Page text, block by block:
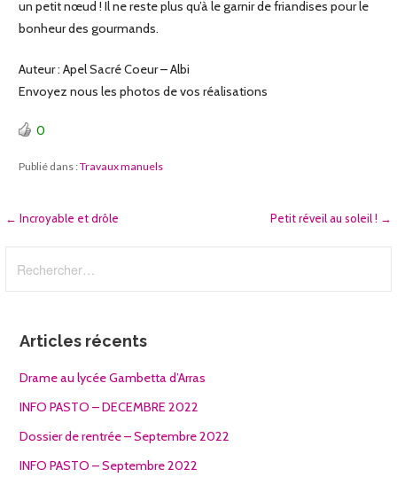
un petit nœud ! Il ne reste plus qu’à le garnir de friandises pour le
bonheur des gourmands.
Auteur : Apel Sacré Coeur – Albi
Envoyez nous les photos de vos réalisations
0
Publié dans :Travaux manuels
Navigation
← Incroyable et drôle Petit réveil au soleil ! →
Articles récents
Drame au lycée Gambetta d’Arras
INFO PASTO – DECEMBRE 2022
Dossier de rentrée – Septembre 2022
INFO PASTO – Septembre 2022